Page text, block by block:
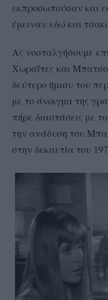
εκπροσωπούσαν και
έμειναν εδώ και
Ας νοσταλγήσουμε
Χωραΐτες και
δεύτερο ήμισυ του
με το άνοιγμα της
πήρε διαστάσεις με
την ανάδυση του
στην δεκαετία του